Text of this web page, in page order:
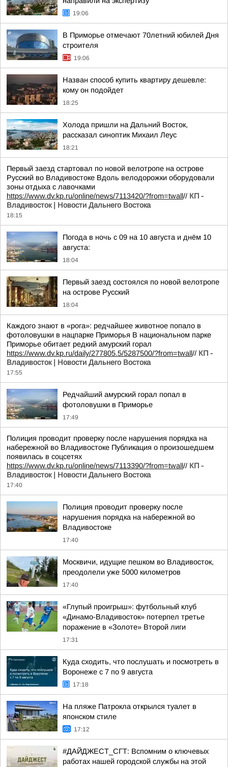
19:06
В Приморье отмечают 70летний юбилей Дня
строителя
19:06
Назван способ купить квартиру дешевле:
кому он подойдет
18:25
Холода пришли на Дальний Восток,
рассказал синоптик Михаил Леус
18:21
Первый заезд стартовал по новой велотропе на острове
Русский во Владивостоке Вдоль велодорожки оборудовали
зоны отдыха с лавочками
https://www.dv.kp.ru/online/news/7113420/?from=twall// КП -
Владивосток | Новости Дальнего Востока
18:15
Погода в ночь с 09 на 10 августа и днём 10
августа:
18:04
Первый заезд состоялся по новой велотропе
на острове Русский
18:04
Каждого знают в «рога»: редчайшее животное попало в
фотоловушки в нацпарке Приморья В национальном парке
Приморье обитает редкий амурский горал
https://www.dv.kp.ru/daily/277805.5/5287500/?from=twall// КП -
Владивосток | Новости Дальнего Востока
17:55
Редчайший амурский горал попал в
фотоловушки в Приморье
17:49
Полиция проводит проверку после нарушения порядка на
набережной во Владивостоке Публикация о произошедшем
появилась в соцсетях
https://www.dv.kp.ru/online/news/7113390/?from=twall// КП -
Владивосток | Новости Дальнего Востока
17:40
Полиция проводит проверку после
нарушения порядка на набережной во
Владивостоке
17:40
Москвичи, идущие пешком во Владивосток,
преодолели уже 5000 километров
17:40
«Глупый проигрыш»: футбольный клуб
«Динамо-Владивосток» потерпел третье
поражение в «Золоте» Второй лиги
17:31
Куда сходить, что послушать и посмотреть в
Воронеже с 7 по 9 августа
17:18
На пляже Патрокла открылся туалет в
японском стиле
17:12
#ДАЙДЖЕСТ_СГТ: Вспомним о ключевых
работах нашей городской службы на этой